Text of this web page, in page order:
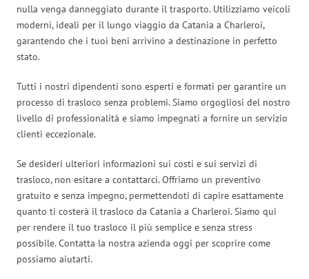
nulla venga danneggiato durante il trasporto. Utilizziamo veicoli
moderni, ideali per il lungo viaggio da Catania a Charleroi,
garantendo che i tuoi beni arrivino a destinazione in perfetto
stato.
Tutti i nostri dipendenti sono esperti e formati per garantire un
processo di trasloco senza problemi. Siamo orgogliosi del nostro
livello di professionalità e siamo impegnati a fornire un servizio
clienti eccezionale.
Se desideri ulteriori informazioni sui costi e sui servizi di
trasloco, non esitare a contattarci. Offriamo un preventivo
gratuito e senza impegno, permettendoti di capire esattamente
quanto ti costerà il trasloco da Catania a Charleroi. Siamo qui
per rendere il tuo trasloco il più semplice e senza stress
possibile. Contatta la nostra azienda oggi per scoprire come
possiamo aiutarti.